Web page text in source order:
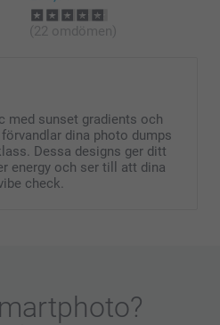
(22 omdömen)
med sunset gradients och
dina photo dumps
Dessa designs ger ditt
energy och ser till att dina
check.
?